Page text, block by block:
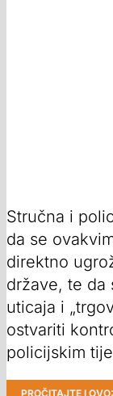
Stručna i
da se
direktno
države, te da
uticaja i
ostvariti
policijskim
PROČITAJTE I OVO: